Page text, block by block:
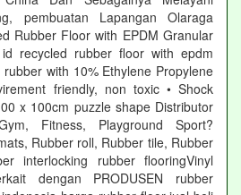
pembuatan Lapangan Olaraga
Rubber Floor with EPDM Granular
id recycled rubber floor with epdm
with 10% Ethylene Propylene
friendly, non toxic • Shock
x 100cm puzzle shape Distributor
Fitness, Playground Sport?
Rubber roll, Rubber tile, Rubber
interlocking rubber flooringVinyl
dengan PRODUSEN rubber